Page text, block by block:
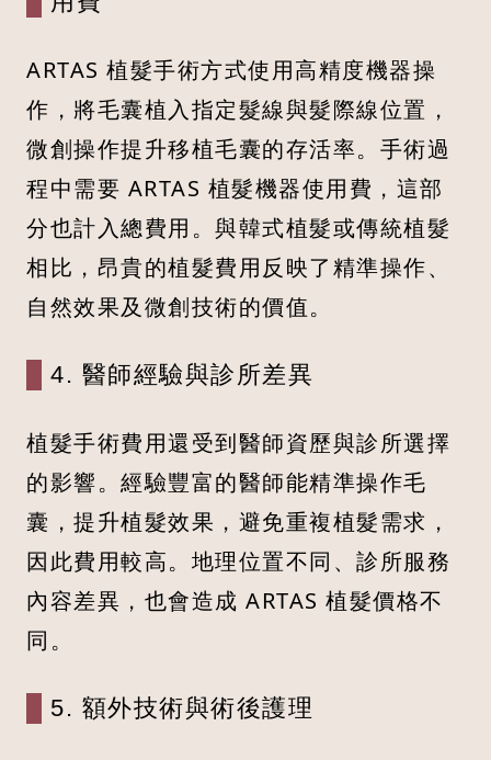
ARTAS 植髮手術方式使用高精度機器操
作，將毛囊植入指定髮線與髮際線位置，
微創操作提升移植毛囊的存活率。手術過
程中需要 ARTAS 植髮機器使用費，這部
分也計入總費用。與韓式植髮或傳統植髮
相比，昂貴的植髮費用反映了精準操作、
自然效果及微創技術的價值。
4. 醫師經驗與診所差異
植髮手術費用還受到醫師資歷與診所選擇
的影響。經驗豐富的醫師能精準操作毛
囊，提升植髮效果，避免重複植髮需求，
因此費用較高。地理位置不同、診所服務
內容差異，也會造成 ARTAS 植髮價格不
同。
5. 額外技術與術後護理